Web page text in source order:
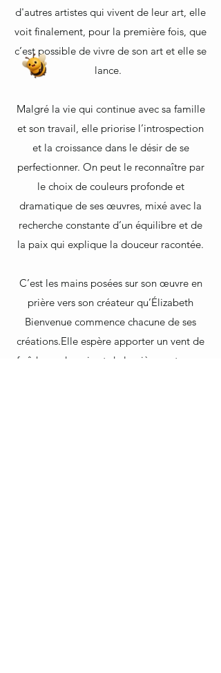
d'autres artistes qui vivent de leur art, elle
voit finalement, pour la première fois, que
c’est possible de vivre de son art et elle se
lance. ​
Malgré la vie qui continue avec sa famille
et son travail, elle priorise l’introspection
et la croissance dans le désir de se
perfectionner. ​On peut le reconnaître par
le choix de couleurs profonde et
dramatique de ses œuvres, mixé avec la
recherche constante d’un équilibre et de
la paix qui explique la douceur racontée.
C’est les mains posées sur son œuvre en
prière vers son créateur qu’Élizabeth
Bienvenue commence chacune de ses
créations.​Elle espère apporter un vent de
fraîcheur, de paix et de lumière au travers